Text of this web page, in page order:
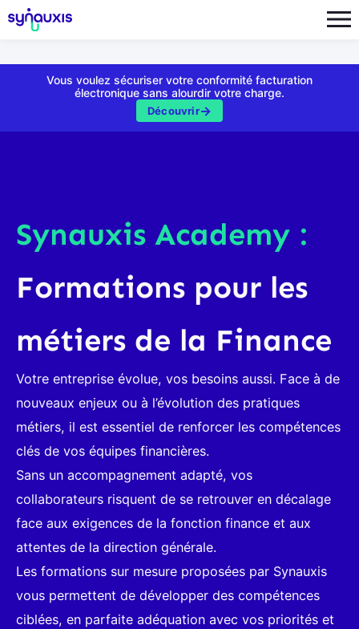
Aller
Vous voulez sécuriser votre conformité facturation
électronique sans alourdir votre charge.
Découvrir
Synauxis Academy :
Formations pour les
métiers de la Finance
Votre entreprise évolue, vos besoins aussi. Face à de
nouveaux enjeux ou à l’évolution des pratiques
métiers, il est essentiel de renforcer les compétences
clés de vos équipes financières.
Sans un accompagnement adapté, vos
collaborateurs risquent de se retrouver en décalage
face aux exigences de la fonction finance et aux
attentes de la direction générale.
Les formations sur mesure proposées par Synauxis
vous permettent de développer des compétences
ciblées, en parfaite adéquation avec vos priorités et